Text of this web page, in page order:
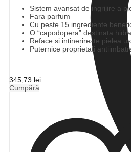
Sistem avansat de ingrijire a
Fara parfum
Cu peste 15 ingrediente
O “capodopera” destinata
Reface si intinerireste pielea
Puternice proprietati
345,73 lei
Cumpără